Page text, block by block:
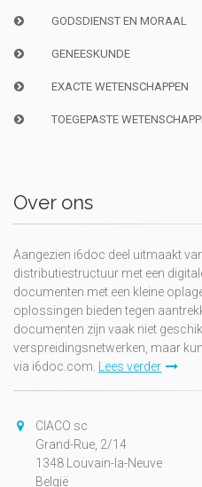
GODSDIENST EN MORAAL
GENEESKUNDE
EXACTE WETENSCHAPPEN
TOEGEPASTE
Over ons
Aangezien i6doc deel uitmaakt
distributiestructuur met een
documenten met een kleine
oplossingen bieden tegen
documenten zijn vaak niet
verspreidingsnetwerken, maar
via i6doc.com. Lees verder
CIACO sc
Grand-Rue, 2/14
1348 Louvain-la-Neuve
België